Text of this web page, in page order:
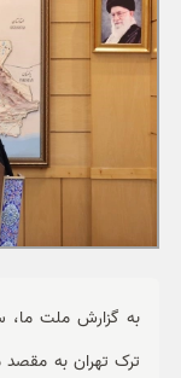
به گزارش ملت ما،
ترک تهران به